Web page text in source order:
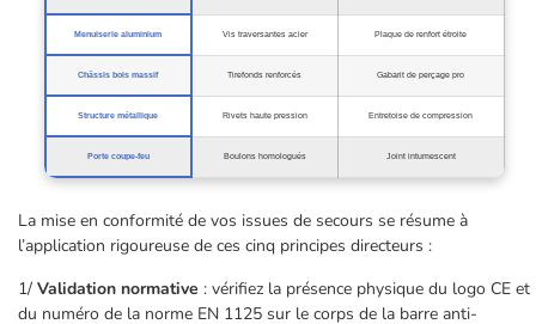
Menuiserie aluminium Vis traversantes acier Plaque de renfort étroite
Châssis bois massif Tirefonds renforcés Gabarit de perçage pro
Structure métallique Rivets haute pression Entretoise de compression
Porte coupe-feu Boulons homologués Joint intumescent
La mise en conformité de vos issues de secours se résume à
l’application rigoureuse de ces cinq principes directeurs :
1/ Validation normative : vérifiez la présence physique du logo CE et
du numéro de la norme EN 1125 sur le corps de la barre anti-